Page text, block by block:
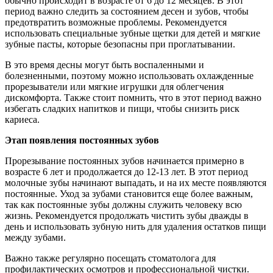
период важно следить за состоянием десен и зубов, чтобы
предотвратить возможные проблемы. Рекомендуется
использовать специальные зубные щетки для детей и мягкие
зубные пасты, которые безопасны при проглатывании.
В это время десны могут быть воспаленными и
болезненными, поэтому можно использовать охлажденные
прорезыватели или мягкие игрушки для облегчения
дискомфорта. Также стоит помнить, что в этот период важно
избегать сладких напитков и пищи, чтобы снизить риск
кариеса.
Этап появления постоянных зубов
Прорезывание постоянных зубов начинается примерно в
возрасте 6 лет и продолжается до 12-13 лет. В этот период
молочные зубы начинают выпадать, и на их месте появляются
постоянные. Уход за зубами становится еще более важным,
так как постоянные зубы должны служить человеку всю
жизнь. Рекомендуется продолжать чистить зубы дважды в
день и использовать зубную нить для удаления остатков пищи
между зубами.
Важно также регулярно посещать стоматолога для
профилактических осмотров и профессиональной чистки.